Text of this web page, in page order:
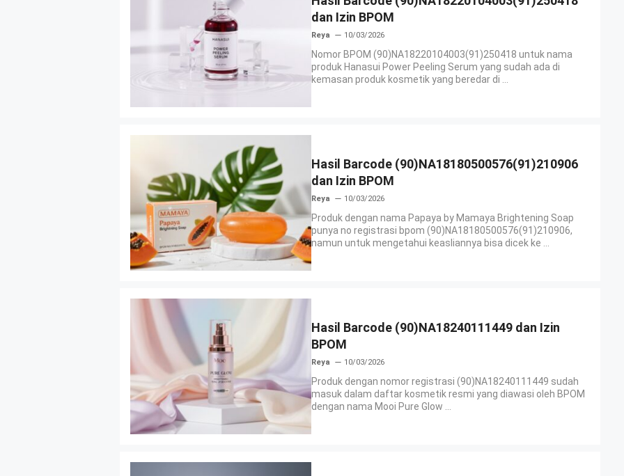
dan Izin BPOM
Reya 10/03/2026
Nomor BPOM (90)NA18220104003(91)250418 untuk nama
produk Hanasui Power Peeling Serum yang sudah ada di
kemasan produk kosmetik yang beredar di ...
Hasil Barcode (90)NA18180500576(91)210906
dan Izin BPOM
Reya 10/03/2026
Produk dengan nama Papaya by Mamaya Brightening Soap
punya no registrasi bpom (90)NA18180500576(91)210906,
namun untuk mengetahui keasliannya bisa dicek ke ...
Hasil Barcode (90)NA18240111449 dan Izin
BPOM
Reya 10/03/2026
Produk dengan nomor registrasi (90)NA18240111449 sudah
masuk dalam daftar kosmetik resmi yang diawasi oleh BPOM
dengan nama Mooi Pure Glow ...